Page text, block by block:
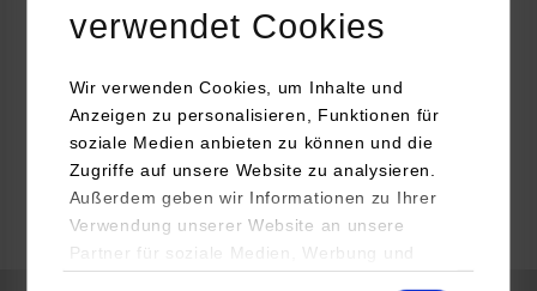
verwendet Cookies
Wir verwenden Cookies, um Inhalte und
Anzeigen zu personalisieren, Funktionen für
soziale Medien anbieten zu können und die
Zugriffe auf unsere Website zu analysieren.
Außerdem geben wir Informationen zu Ihrer
Verwendung unserer Website an unsere
Partner für soziale Medien, Werbung und
RSW / Accounting und Controlling